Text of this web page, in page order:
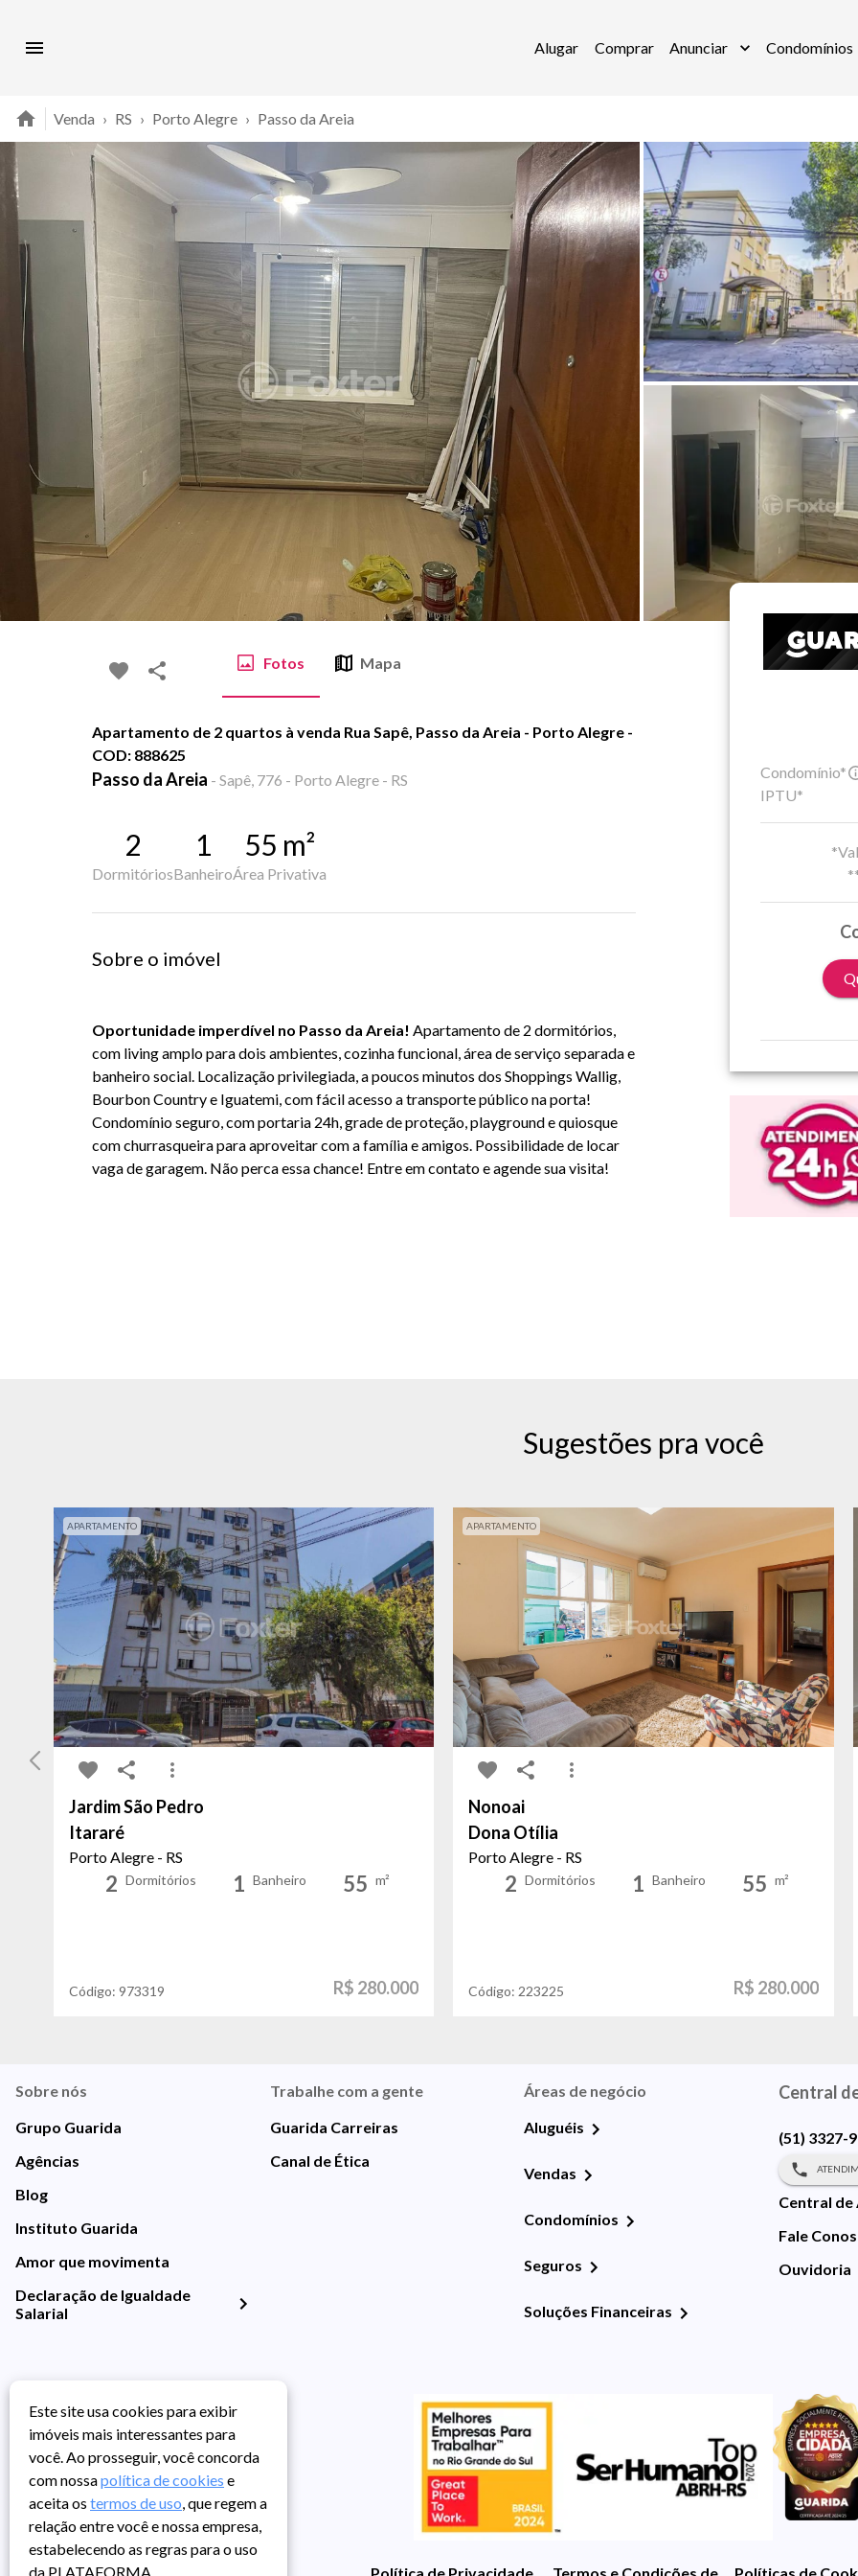
Alugar Comprar Anunciar Condomínios
Venda › RS › Porto Alegre › Passo da Areia
Fotos Mapa
Apartamento de 2 quartos à venda Rua Sapê, Passo da Areia - Porto Alegre -
COD: 888625
Passo da Areia - Sapê, 776 - Porto Alegre - RS
2
Dormitórios
1
Banheiro
55 m²
Área Privativa
Sobre o imóvel
Oportunidade imperdível no Passo da Areia! Apartamento de 2 dormitórios,
com living amplo para dois ambientes, cozinha funcional, área de serviço separada e
banheiro social. Localização privilegiada, a poucos minutos dos Shoppings Wallig,
Bourbon Country e Iguatemi, com fácil acesso a transporte público na porta!
Condomínio seguro, com portaria 24h, grade de proteção, playground e quiosque
com churrasqueira para aproveitar com a família e amigos. Possibilidade de locar
vaga de garagem. Não perca essa chance! Entre em contato e agende sua visita!
Condomínio*
IPTU*
Sugestões pra você
APARTAMENTO
Jardim São Pedro
Itararé
Porto Alegre - RS
2 Dormitórios 1 Banheiro 55 m²
Código: 973319 R$ 280.000
APARTAMENTO
Nonoai
Dona Otília
Porto Alegre - RS
2 Dormitórios 1 Banheiro 55 m²
Código: 223225 R$ 280.000
Sobre nós
Grupo Guarida
Agências
Blog
Instituto Guarida
Amor que movimenta
Declaração de Igualdade
Salarial
Trabalhe com a gente
Guarida Carreiras
Canal de Ética
Áreas de negócio
Aluguéis
Vendas
Condomínios
Seguros
Soluções Financeiras
Central
(51) 3327-
Central de
Fale
Ouvidoria
Política de Privacidade Termos e Condições de UsoPolíticas de
Este site usa cookies para exibir
imóveis mais interessantes para
você. Ao prosseguir, você concorda
com nossapolítica de cookies e
aceita os termos de uso, que regem a
relação entre você e nossa empresa,
estabelecendo as regras para o uso
da PLATAFORMA.